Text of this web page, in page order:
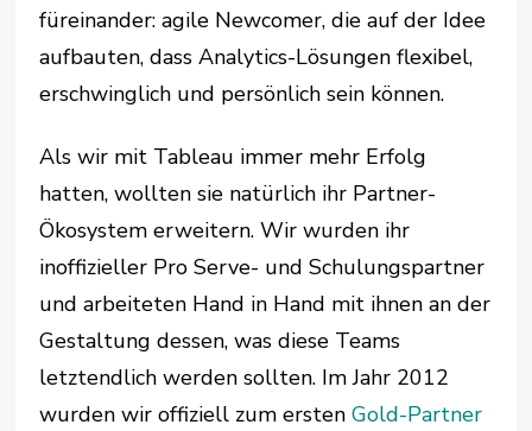
füreinander: agile Newcomer, die auf der Idee
aufbauten, dass Analytics-Lösungen flexibel,
erschwinglich und persönlich sein können.
Als wir mit Tableau immer mehr Erfolg
hatten, wollten sie natürlich ihr Partner-
Ökosystem erweitern. Wir wurden ihr
inoffizieller Pro Serve- und Schulungspartner
und arbeiteten Hand in Hand mit ihnen an der
Gestaltung dessen, was diese Teams
letztendlich werden sollten. Im Jahr 2012
wurden wir offiziell zum erstenGold-Partner